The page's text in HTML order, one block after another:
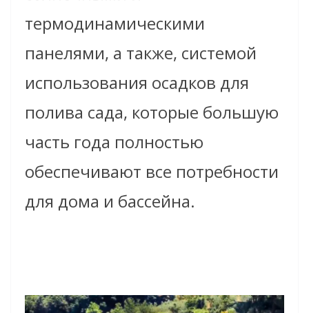
термодинамическими
панелями, а также, системой
использования осадков для
полива сада, которые большую
часть года полностью
обеспечивают все потребности
для дома и бассейна.